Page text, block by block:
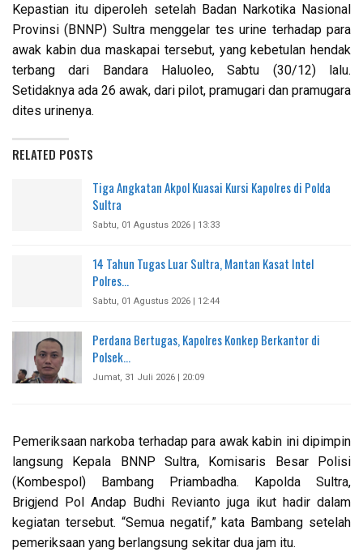
Kepastian itu diperoleh setelah Badan Narkotika Nasional
Provinsi (BNNP) Sultra menggelar tes urine terhadap para
awak kabin dua maskapai tersebut, yang kebetulan hendak
terbang dari Bandara Haluoleo, Sabtu (30/12) lalu.
Setidaknya ada 26 awak, dari pilot, pramugari dan pramugara
dites urinenya.
RELATED POSTS
Tiga Angkatan Akpol Kuasai Kursi Kapolres di Polda
Sultra
Sabtu, 01 Agustus 2026 | 13:33
14 Tahun Tugas Luar Sultra, Mantan Kasat Intel
Polres…
Sabtu, 01 Agustus 2026 | 12:44
Perdana Bertugas, Kapolres Konkep Berkantor di
Polsek…
Jumat, 31 Juli 2026 | 20:09
Pemeriksaan narkoba terhadap para awak kabin ini dipimpin
langsung Kepala BNNP Sultra, Komisaris Besar Polisi
(Kombespol) Bambang Priambadha. Kapolda Sultra,
Brigjend Pol Andap Budhi Revianto juga ikut hadir dalam
kegiatan tersebut. “Semua negatif,” kata Bambang setelah
pemeriksaan yang berlangsung sekitar dua jam itu.